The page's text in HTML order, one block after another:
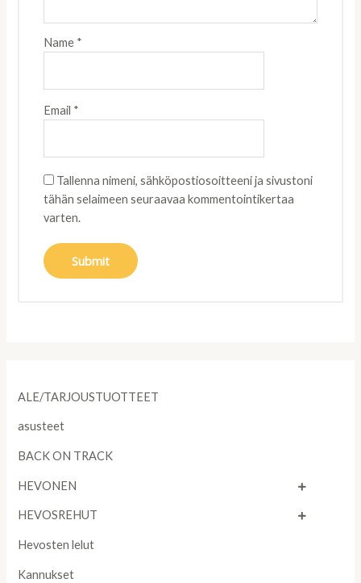
ALE/TARJOUSTUOTTEET
asusteet
BACK ON TRACK
HEVONEN
HEVOSREHUT
Hevosten lelut
Kannukset
Name *
Email *
Tallenna nimeni, sähköpostiosoitteeni ja sivustoni
tähän selaimeen seuraavaa kommentointikertaa
varten.